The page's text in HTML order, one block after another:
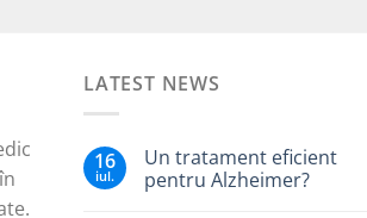
LATEST NEWS
16
iul.
Un tratament eficient
pentru Alzheimer?